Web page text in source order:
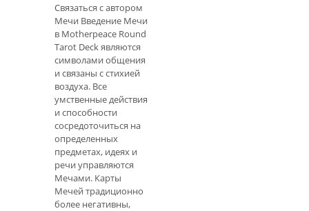
Связаться с автором
Мечи Введение Мечи
в Motherpeace Round
Tarot Deck являются
символами общения
и связаны с стихией
воздуха. Все
умственные действия
и способности
сосредоточиться на
определенных
предметах, идеях и
речи управляются
Мечами. Карты
Мечей традиционно
более негативны,